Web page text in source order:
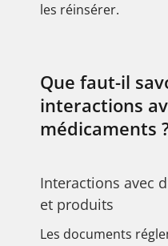
les réinsérer.
Que faut-il
interactions
médicaments
Interactions avec
et produits
Les documents